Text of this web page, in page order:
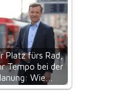
Platz fürs Rad,
Tempo bei der
Wie…